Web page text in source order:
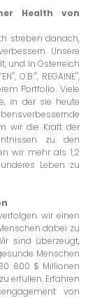
Health von
streben danach,
Unsere
und in Österreich
®, O.B.®, REGAINE®,
Portfolio. Viele
in der sie heute
wir die Kraft der
zu den
wir mehr als 1,2
Leben zu
wir einen
dabei zu
sind überzeugt,
Menschen
800 $ Millionen
erfüllen. Erfahren
von